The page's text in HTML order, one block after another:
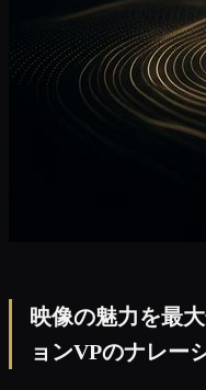
映像の魅力を最
ョンVPのナレー